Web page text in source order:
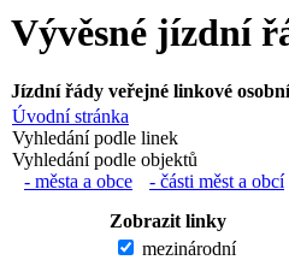
Vývěsné jízdní
Jízdní řády veřejné linkové
Úvodní stránka
Vyhledání podle linek
Vyhledání podle objektů
- města a obce
- části měst a obcí
Zobrazit linky
mezinárodní